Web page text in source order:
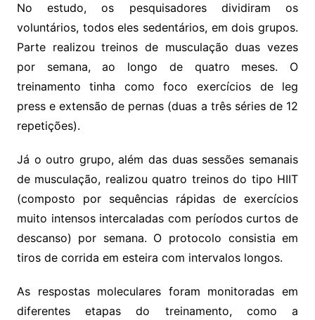
No estudo, os pesquisadores dividiram os
voluntários, todos eles sedentários, em dois grupos.
Parte realizou treinos de musculação duas vezes
por semana, ao longo de quatro meses. O
treinamento tinha como foco exercícios de leg
press e extensão de pernas (duas a três séries de 12
repetições).
Já o outro grupo, além das duas sessões semanais
de musculação, realizou quatro treinos do tipo HIIT
(composto por sequências rápidas de exercícios
muito intensos intercaladas com períodos curtos de
descanso) por semana. O protocolo consistia em
tiros de corrida em esteira com intervalos longos.
As respostas moleculares foram monitoradas em
diferentes etapas do treinamento, como a